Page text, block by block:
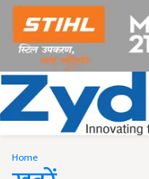
Home